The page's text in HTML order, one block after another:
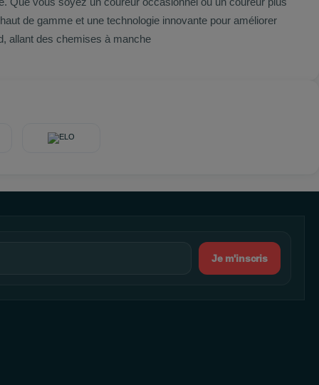
de gamme et une technologie innovante pour améliorer
course à pied, allant des chemises à manche
Je m'inscris